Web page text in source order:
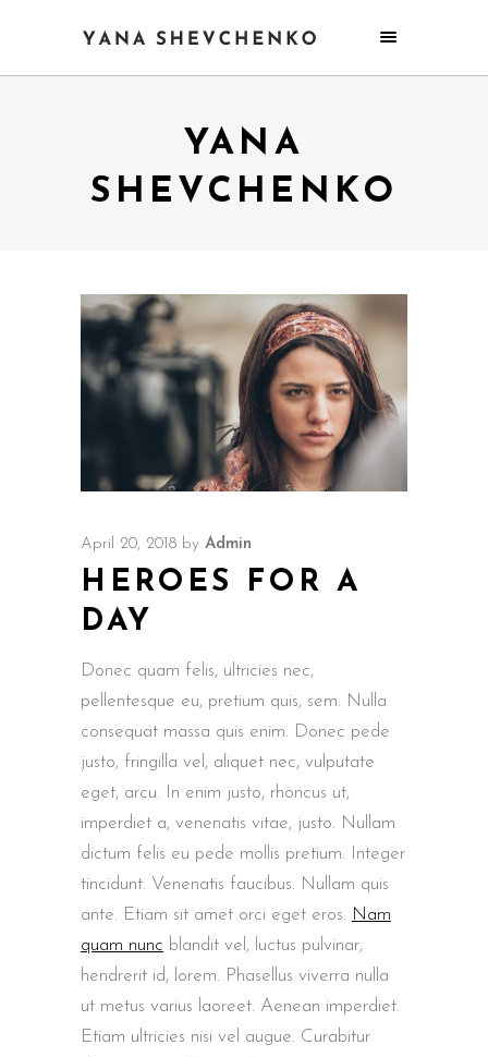
YANA
SHEVCHENKO
April 20, 2018 by Admin
HEROES FOR A
DAY
Donec quam felis, ultricies nec,
pellentesque eu, pretium quis, sem. Nulla
consequat massa quis enim. Donec pede
justo, fringilla vel, aliquet nec, vulputate
eget, arcu. In enim justo, rhoncus ut,
imperdiet a, venenatis vitae, justo. Nullam
dictum felis eu pede mollis pretium. Integer
tincidunt. Venenatis faucibus. Nullam quis
ante. Etiam sit amet orci eget eros. Nam
quam nunc blandit vel, luctus pulvinar,
hendrerit id, lorem. Phasellus viverra nulla
ut metus varius laoreet. Aenean imperdiet.
Etiam ultricies nisi vel augue. Curabitur